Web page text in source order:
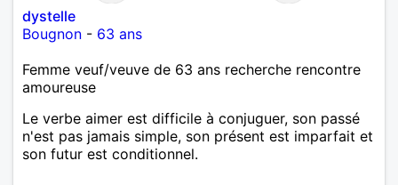
dystelle
Bougnon - 63 ans
Femme veuf/veuve de 63 ans recherche rencontre
amoureuse
Le verbe aimer est difficile à conjuguer, son passé
n'est pas jamais simple, son présent est imparfait et
son futur est conditionnel.